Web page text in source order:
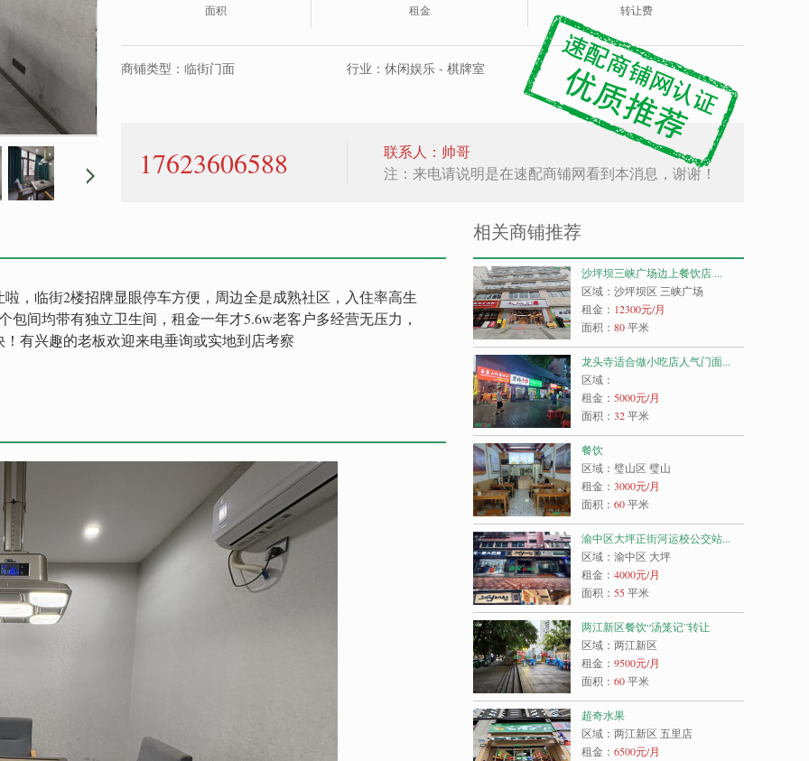
面积 租金 转让费
商铺类型：临街门面 行业：休闲娱乐 - 棋牌室
17623606588
联系人：帅哥
注：来电请说明是在速配商铺网看到本消息，谢谢！
，临街2楼招牌显眼停车方便，周边全是成熟社区，入住率高生
包间均带有独立卫生间，租金一年才5.6w老客户多经营无压力，
有兴趣的老板欢迎来电垂询或实地到店考察
相关商铺推荐
沙坪坝三峡广场边上餐饮店 ...
区域：沙坪坝区 三峡广场
租金： 12300元/月
面积： 80平米
龙头寺适合做小吃店人气门面...
区域：
租金： 5000元/月
面积： 32平米
餐饮
区域：璧山区 璧山
租金： 3000元/月
面积： 60平米
渝中区大坪正街河运校公交站...
区域：渝中区 大坪
租金： 4000元/月
面积： 55平米
两江新区餐饮“汤笼记”转让
区域：两江新区
租金： 9500元/月
面积： 60平米
超奇水果
区域：两江新区 五里店
租金： 6500元/月